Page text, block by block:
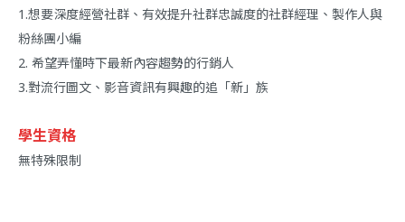
1.想要深度經營社群、有效提升社群忠誠度的社群經理、製作人與
粉絲團小編
2. 希望弄懂時下最新內容趨勢的行銷人
3.對流行圖文、影音資訊有興趣的追「新」族
學生資格
無特殊限制